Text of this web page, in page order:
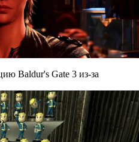
Baldur's Gate 3 из-за